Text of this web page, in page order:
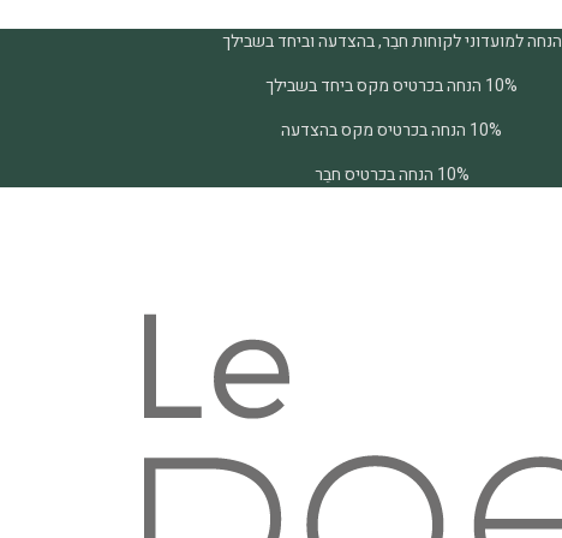
הנחה למועדוני לקוחות חבֵר, בהצדעה וביחד בשבילך
10% הנחה בכרטיס מקס ביחד בשבילך
10% הנחה בכרטיס מקס בהצדעה
10% הנחה בכרטיס חבֵר